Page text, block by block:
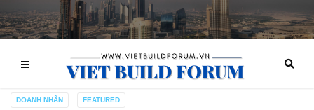
DOANH NHÂN FEATURED